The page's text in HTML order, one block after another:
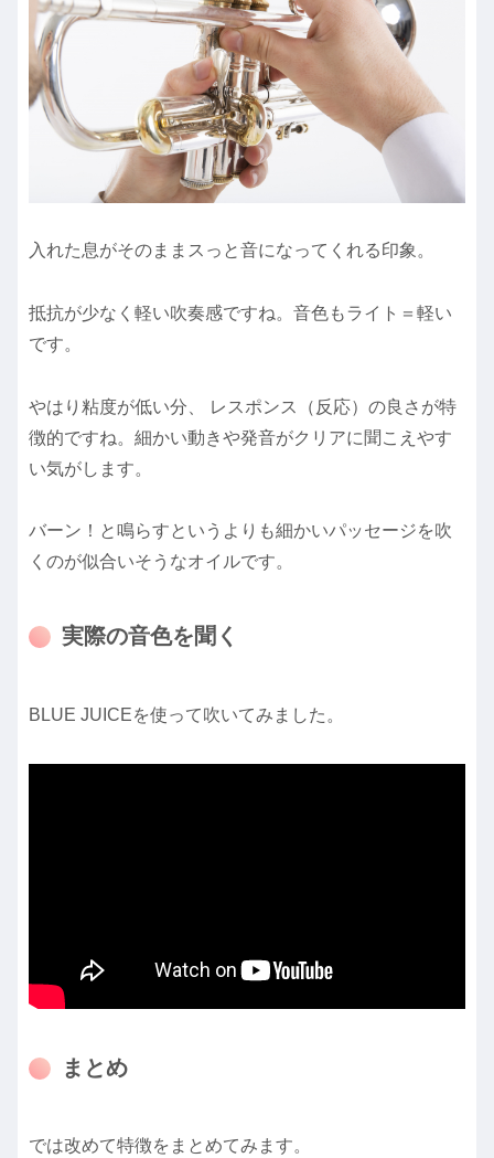
入れた息がそのままスっと音になってくれる印象。
抵抗が少なく軽い吹奏感ですね。音色もライト＝軽い
です。
やはり粘度が低い分、 レスポンス（反応）の良さが特
徴的ですね。細かい動きや発音がクリアに聞こえやす
い気がします。
バーン！と鳴らすというよりも細かいパッセージを吹
くのが似合いそうなオイルです。
実際の音色を聞く
BLUE JUICEを使って吹いてみました。
まとめ
では改めて特徴をまとめてみます。